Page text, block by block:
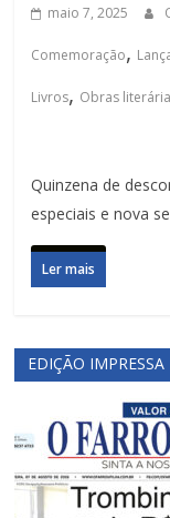
maio 7, 2025
Comemoração,
Livros, Obras
Quinzena de
especiais e nova
Ler mais
EDIÇÃO IMPRESSA